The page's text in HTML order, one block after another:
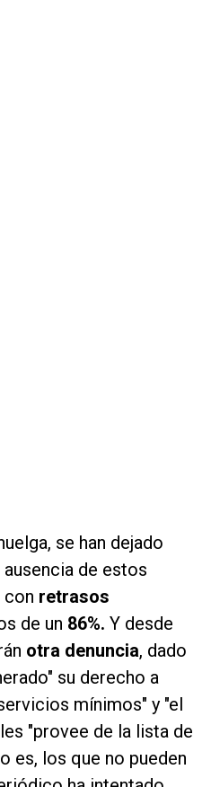
se han dejado
de estos
retrasos
de un 86%. Y desde
otra denuncia, dado
su derecho a
mínimos" y "el
"provee de la lista de
es, los que no pueden